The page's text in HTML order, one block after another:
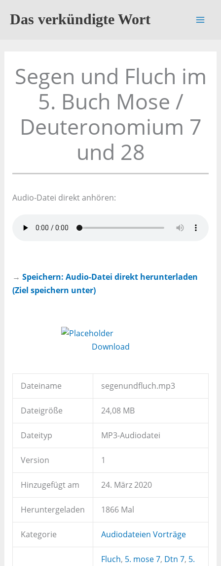
InhaltDas verkündigte Wort
Segen und Fluch im
5. Buch Mose /
Deuteronomium 7
und 28
Audio-Datei direkt anhören:
→ Speichern: Audio-Datei direkt herunterladen
(Ziel speichern unter)
Download
Dateiname segenundfluch.mp3
Dateigröße 24,08 MB
Dateityp MP3-Audiodatei
Version 1
Hinzugefügt am 24. März 2020
Heruntergeladen 1866 Mal
Kategorie Audiodateien Vorträge
Fluch, 5. mose 7, Dtn 7, 5.